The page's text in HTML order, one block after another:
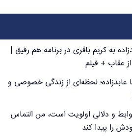
به کریم باقری در برنامه هم رفیق |
عقاب + فیلم
عابدزاده؛ لحظه‌ای از زندگی خصوصی و
روابط و دلالی اولویت است، من التماس
را پیدا کند